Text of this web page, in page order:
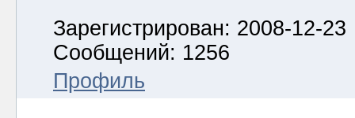
Зарегистрирован: 2008-12-23
Сообщений: 1256
Профиль